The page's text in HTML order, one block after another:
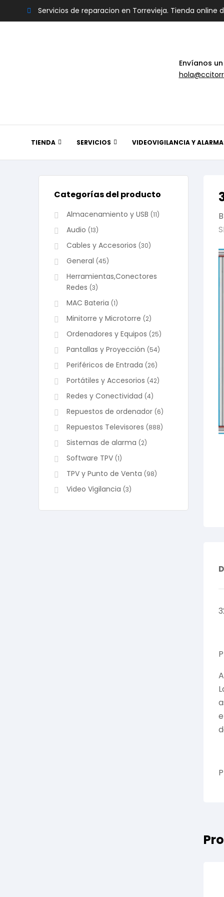
Servicios de reparacion en Torrevieja. Tienda online
Envíanos
TIENDA SERVICIOS VIDEOVIGILANCIA Y
Categorías del producto
Almacenamiento y USB (11)
Audio (13)
Cables y Accesorios (30)
General (45)
Herramientas,Conectores
Redes (3)
MAC Bateria (1)
Minitorre y Microtorre (2)
Ordenadores y Equipos (25)
Pantallas y Proyección (54)
Periféricos de Entrada (26)
Portátiles y Accesorios (42)
Redes y Conectividad (4)
Repuestos de ordenador (6)
Repuestos Televisores (888)
Sistemas de alarma (2)
Software TPV (1)
TPV y Punto de Venta (98)
Video Vigilancia (3)